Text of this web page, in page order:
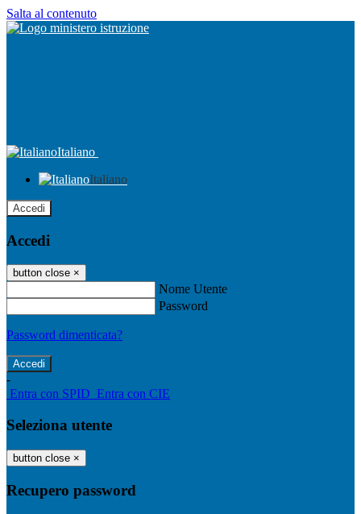
Salta al contenuto
Italiano
Italiano
Accedi
Accedi
button close ×
Nome Utente
Password
Password dimenticata?
-
Entra con SPID Entra con CIE
Seleziona utente
button close ×
Recupero password